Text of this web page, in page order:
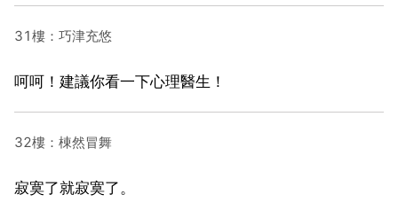
31樓：巧津充悠
呵呵！建議你看一下心理醫生！
32樓：棟然冒舞
寂寞了就寂寞了。